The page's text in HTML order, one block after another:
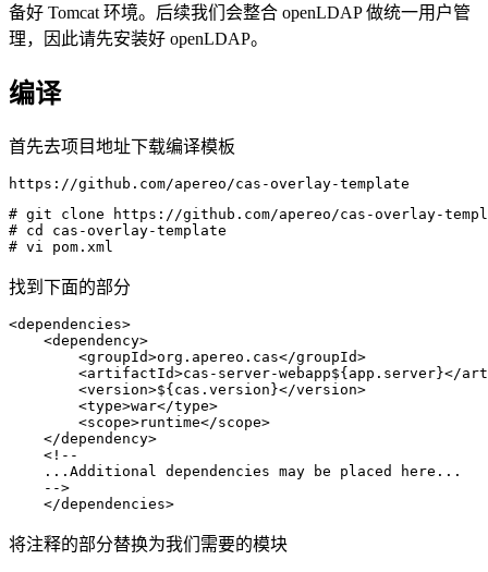
备好 Tomcat 环境。后续我们会整合 openLDAP 做统一用户管
理，因此请先安装好 openLDAP。
编译
首先去项目地址下载编译模板
# git clone https://github.com/apereo/cas-overlay-
# cd cas-overlay-template
# vi pom.xml
找到下面的部分
<dependencies>
    <dependency>
        <groupId>org.apereo.cas</groupId>
<artifactId>cas-server-webapp${app.server}</
        <version>${cas.version}</version>
        <type>war</type>
        <scope>runtime</scope>
    </dependency>
    ...Additional
dependencies may be placed here...
    -->
将注释的部分替换为我们需要的模块